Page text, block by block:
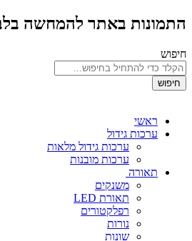
התמונות באתר להמחשה
חיפוש
חיפוש
ראשי
ערכות גידול
ערכות גידול מלאות
ערכות מובנות
תאורה
משנקים
תאורת LED
רפלקטורים
נורות
שונות